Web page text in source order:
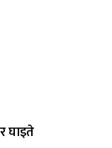
घाइते